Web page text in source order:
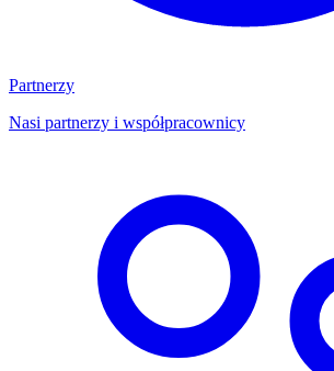
Partnerzy
Nasi partnerzy i współpracownicy